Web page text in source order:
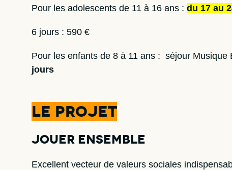
Pour les adolescents de 11 à 16 ans : du 17 au
6 jours : 590 €
Pour les enfants de 8 à 11 ans : séjour Musique
jours
Le projet
Jouer ensemble
Excellent vecteur de valeurs sociales